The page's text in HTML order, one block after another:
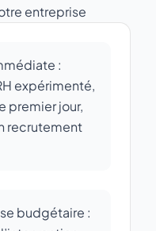
entreprise
:
expérimenté,
premier jour,
recrutement
budgétaire :